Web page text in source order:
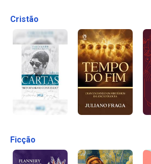
Cristão
Ficção